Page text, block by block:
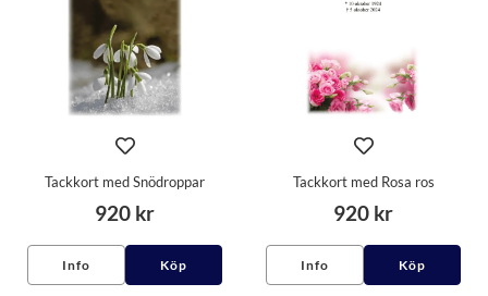
Tackkort med Snödroppar
920 kr
Info Köp
Tackkort med Rosa ros
920 kr
Info Köp